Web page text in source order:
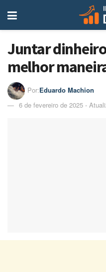
Juntar
melhor
Por:Eduardo Machion
6 de fevereiro de 2025 -